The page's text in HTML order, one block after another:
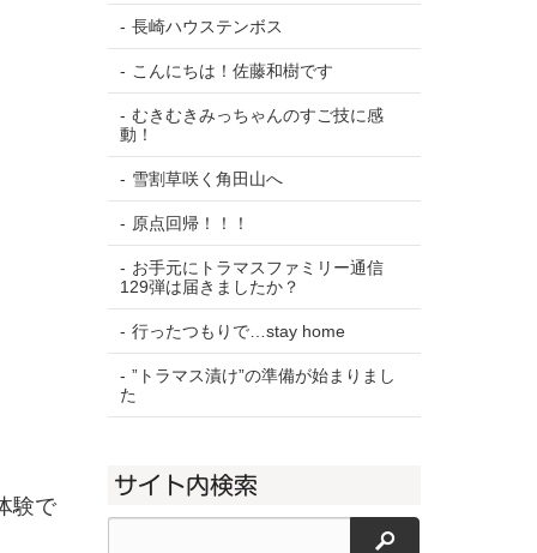
験で
長崎ハウステンボス
こんにちは！佐藤和樹です
むきむきみっちゃんのすご技に感
動！
雪割草咲く角田山へ
原点回帰！！！
お手元にトラマスファミリー通信
129弾は届きましたか？
行ったつもりで…stay home
”トラマス漬け”の準備が始まりまし
た
サイト内検索
検索